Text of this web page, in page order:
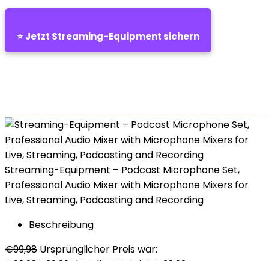
⭐ Jetzt Streaming-Equipment sichern
Streaming-Equipment – Podcast Microphone Set,
Professional Audio Mixer with Microphone Mixers for
Live, Streaming, Podcasting and Recording
Beschreibung
€99,98 Ursprünglicher Preis war: